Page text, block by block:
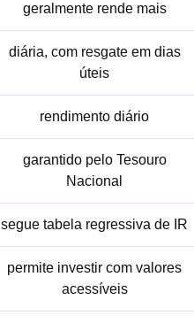
geralmente rende mais
diária, com resgate em dias
úteis
rendimento diário
garantido pelo Tesouro
Nacional
segue tabela regressiva de IR
permite investir com valores
acessíveis